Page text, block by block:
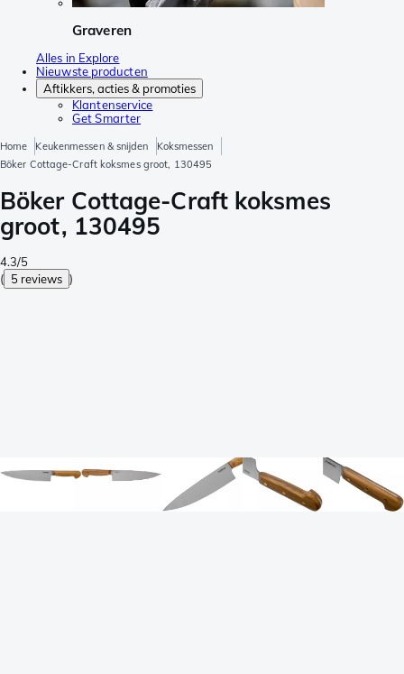
Graveren
Alles in Explore
Nieuwste producten
Aftikkers, acties & promoties
Klantenservice
Get Smarter
Home Keukenmessen & snijden
Koksmessen
Böker Cottage-Craft koksmes groot, 130495
Böker Cottage-Craft koksmes
groot, 130495
4.3/5
( 5 reviews )